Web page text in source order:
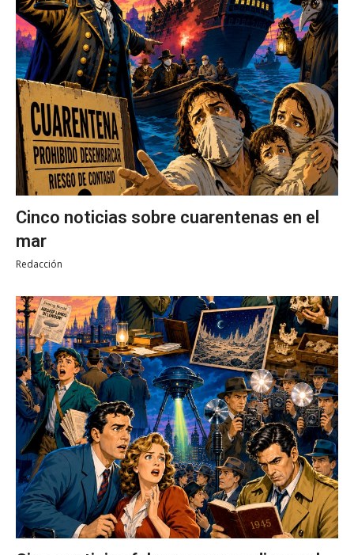
Cinco noticias sobre cuarentenas en el
mar
Redacción